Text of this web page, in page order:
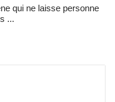
qui ne laisse personne
...